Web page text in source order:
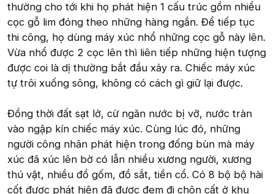
thường cho tới khi họ phát hiện 1 cấu trúc gồm nhiều
cọc gỗ lim đóng theo những hàng ngắn. Để tiếp tục
thi công, họ dùng máy xúc nhổ những cọc gỗ này lên.
Vừa nhổ được 2 cọc lên thì liên tiếp những hiện tượng
được coi là dị thường bắt đầu xảy ra. Chiếc máy xúc
tự trôi xuống sông, không có cách gì giữ lại được.
Đồng thời đất sạt lở, cừ ngăn nước bị vỡ, nước tràn
vào ngập kín chiếc máy xúc. Cùng lúc đó, những
người công nhân phát hiện trong đống bùn mà máy
xúc đã xúc lên bờ có lẫn nhiều xương người, xương
thú vật, nhiều đồ gốm, đồ sắt, tiền cổ. Có 8 bộ bộ hài
cốt được phát hiện đã được đem đi chôn cất ở khu